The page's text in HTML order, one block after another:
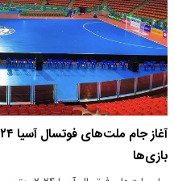
بازی‌ها